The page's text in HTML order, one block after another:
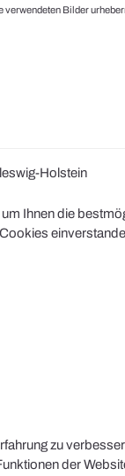
verwendeten Bilder
Holstein
Ihnen die
zu
der